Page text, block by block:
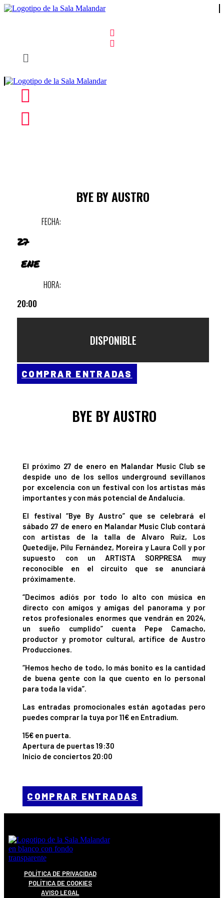
BYE BY AUSTRO
FECHA:
27
ENE
HORA:
20:00
DISPONIBLE
COMPRAR ENTRADAS
BYE BY AUSTRO
El próximo 27 de enero en Malandar Music Club se
despide uno de los sellos underground sevillanos
por excelencia con un festival con los artistas más
importantes y con más potencial de Andalucía.
El festival “Bye By Austro” que se celebrará el
sábado 27 de enero en Malandar Music Club contará
con artistas de la talla de Alvaro Ruiz, Los
Quetedije, Pilu Fernández, Moreira y Laura Coll y por
supuesto con un ARTISTA SORPRESA muy
reconocible en el circuito que se anunciará
próximamente.
“Decimos adiós por todo lo alto con música en
directo con amigos y amigas del panorama y por
retos profesionales enormes que vendrán en 2024,
un sueño cumplido” cuenta Pepe Camacho,
productor y promotor cultural, artífice de Austro
Producciones.
“Hemos hecho de todo, lo más bonito es la cantidad
de buena gente con la que cuento en lo personal
para toda la vida”.
Las entradas promocionales están agotadas pero
puedes comprar la tuya por 11€ en Entradium.
15€ en puerta.
Apertura de puertas 19:30
Inicio de conciertos 20:00
COMPRAR ENTRADAS
POLÍTICA DE PRIVACIDAD
POLÍTICA DE COOKIES
AVISO LEGAL